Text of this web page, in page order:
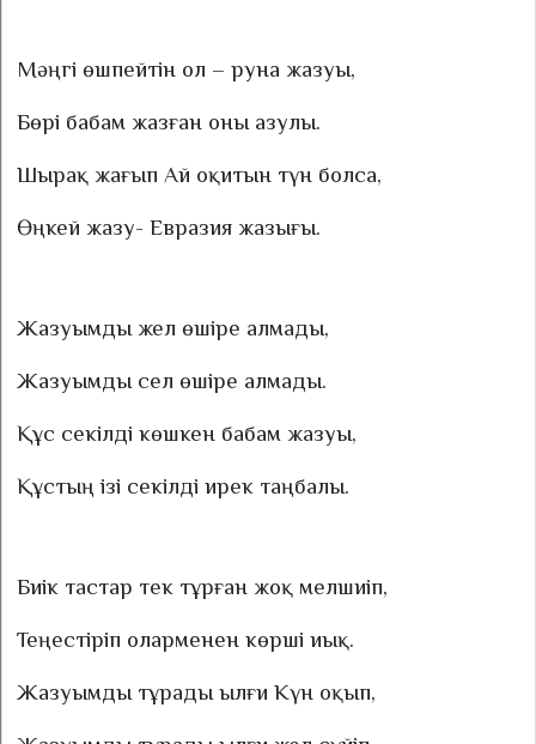
Мәңгі өшпейтін ол – руна жазуы,
Бөрі бабам жазған оны азулы.
Шырақ жағып Ай оқитын түн болса,
Өңкей жазу- Евразия жазығы.
Жазуымды жел өшіре алмады,
Жазуымды сел өшіре алмады.
Құс секілді көшкен бабам жазуы,
Құстың ізі секілді ирек таңбалы.
Биік тастар тек тұрған жоқ мелшиіп,
Теңестіріп оларменен көрші иық.
Жазуымды тұрады ылғи Күн оқып,